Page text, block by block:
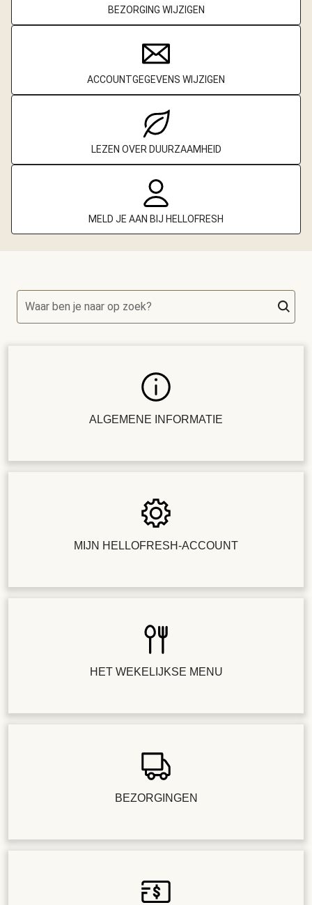
BEZORGING WIJZIGEN
ACCOUNTGEGEVENS WIJZIGEN
LEZEN OVER DUURZAAMHEID
MELD JE AAN BIJ HELLOFRESH
Waar ben je naar op zoek?
ALGEMENE INFORMATIE
MIJN HELLOFRESH-ACCOUNT
HET WEKELIJKSE MENU
BEZORGINGEN